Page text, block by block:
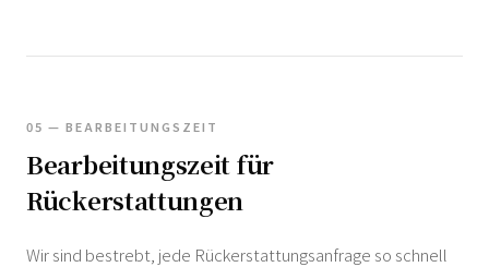
05 — BEARBEITUNGSZEIT
Bearbeitungszeit für
Rückerstattungen
Wir sind bestrebt, jede Rückerstattungsanfrage so schnell